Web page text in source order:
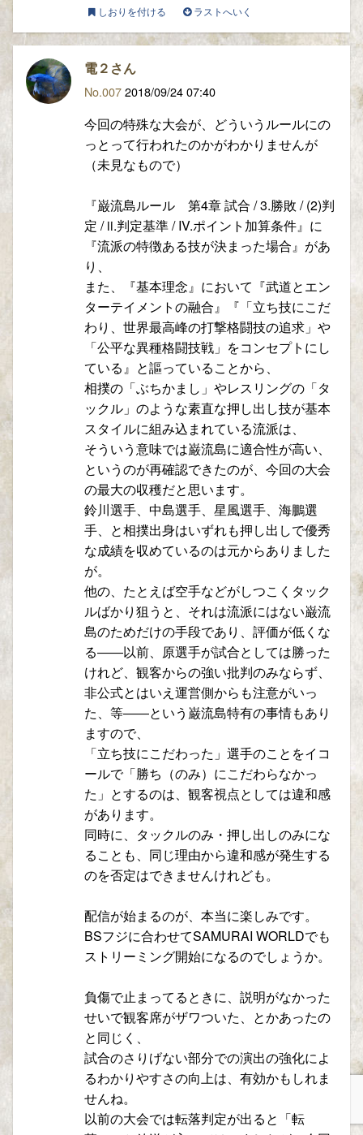
しおりを付ける ラストへいく
電２さん
No.0072018/09/24 07:40
今回の特殊な大会が、どういうルールにの
っとって行われたのかがわかりませんが
（未見なもので）
『巌流島ルール 第4章 試合 / 3.勝敗 / (2)判
定 / ii.判定基準 / IV.ポイント加算条件』に
『流派の特徴ある技が決まった場合』があ
り、
また、『基本理念』において『武道とエン
ターテイメントの融合』『「立ち技にこだ
わり、世界最高峰の打撃格闘技の追求」や
「公平な異種格闘技戦」をコンセプトにし
ている』と謳っていることから、
相撲の「ぶちかまし」やレスリングの「タ
ックル」のような素直な押し出し技が基本
スタイルに組み込まれている流派は、
そういう意味では巌流島に適合性が高い、
というのが再確認できたのが、今回の大会
の最大の収穫だと思います。
鈴川選手、中島選手、星風選手、海鵬選
手、と相撲出身はいずれも押し出しで優秀
な成績を収めているのは元からありました
が。
他の、たとえば空手などがしつこくタック
ルばかり狙うと、それは流派にはない巌流
島のためだけの手段であり、評価が低くな
る――以前、原選手が試合としては勝った
けれど、観客からの強い批判のみならず、
非公式とはいえ運営側からも注意がいっ
た、等――という巌流島特有の事情もあり
ますので、
「立ち技にこだわった」選手のことをイコ
ールで「勝ち（のみ）にこだわらなかっ
た」とするのは、観客視点としては違和感
があります。
同時に、タックルのみ・押し出しのみにな
ることも、同じ理由から違和感が発生する
のを否定はできませんけれども。
配信が始まるのが、本当に楽しみです。
BSフジに合わせてSAMURAI WORLDでも
ストリーミング開始になるのでしょうか。
負傷で止まってるときに、説明がなかった
せいで観客席がザワついた、とかあったの
と同じく、
試合のさりげない部分での演出の強化によ
るわかりやすさの向上は、有効かもしれま
せんね。
以前の大会では転落判定が出ると「転